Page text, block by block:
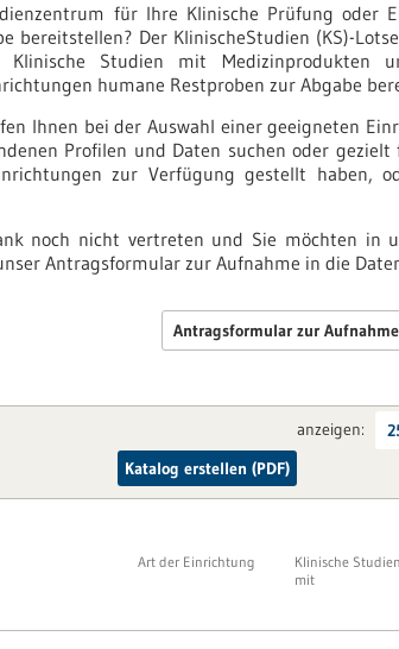
für Ihre Klinische Prüfung oder
bereitstellen? Der KlinischeStudien (KS)-
Klinische Studien mit Medizinprodukten
humane Restproben zur Abgabe
Ihnen bei der Auswahl einer geeigneten
Profilen und Daten suchen oder gezielt
zur Verfügung gestellt haben,
noch nicht vertreten und Sie möchten in
Antragsformular zur Aufnahme in die
Antragsformular zur
anzeigen:
Katalog erstellen (PDF)
Art der Einrichtung
Klinische Studien
mit